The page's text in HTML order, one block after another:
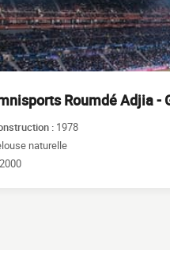
Roumdé Adjia -
: 1978
naturelle